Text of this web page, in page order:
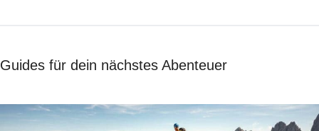
Guides für dein nächstes Abenteuer